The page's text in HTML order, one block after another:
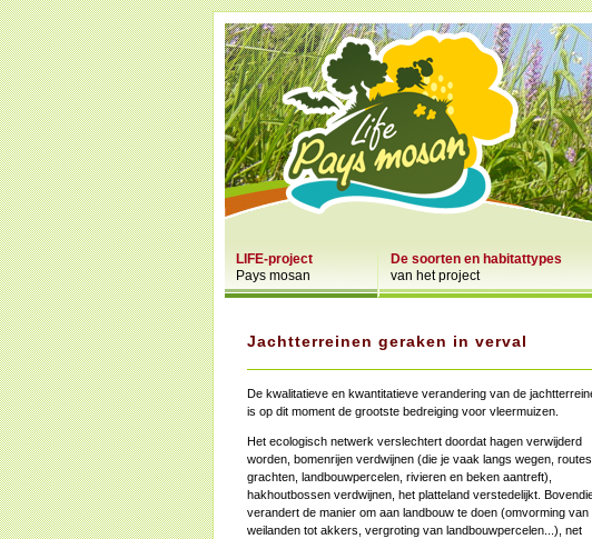
LIFE-project
Pays mosan
De soorten en habitattypes
van het project
Jachtterreinen geraken in verval
De kwalitatieve en kwantitatieve verandering van de
is op dit moment de grootste bedreiging voor vleermuizen.
Het ecologisch netwerk verslechtert doordat hagen verwijderd
worden, bomenrijen verdwijnen (die je vaak langs wegen, routes,
grachten, landbouwpercelen, rivieren en beken aantreft),
hakhoutbossen verdwijnen, het platteland verstedelijkt.
verandert de manier om aan landbouw te doen (omvorming van
weilanden tot akkers, vergroting van landbouwpercelen...), net